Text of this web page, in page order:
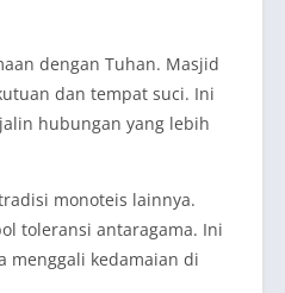
dengan Tuhan. Masjid
dan tempat suci. Ini
hubungan yang lebih
monoteis lainnya.
toleransi antaragama. Ini
menggali kedamaian di